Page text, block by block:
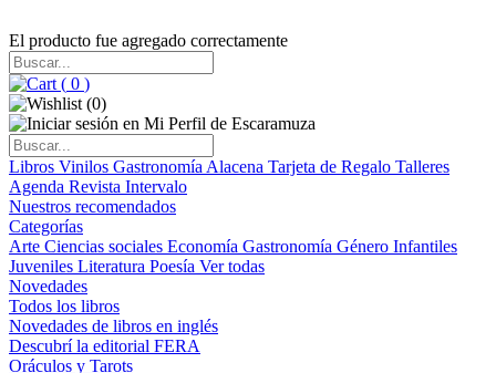
El producto fue agregado correctamente
( 0 )
(0)
Libros Vinilos Gastronomía Alacena Tarjeta de Regalo Talleres
Agenda Revista Intervalo
Nuestros recomendados
Categorías
Arte Ciencias sociales Economía Gastronomía Género Infantiles
Juveniles Literatura Poesía Ver todas
Novedades
Todos los libros
Novedades de libros en inglés
Descubrí la editorial FERA
Oráculos y Tarots